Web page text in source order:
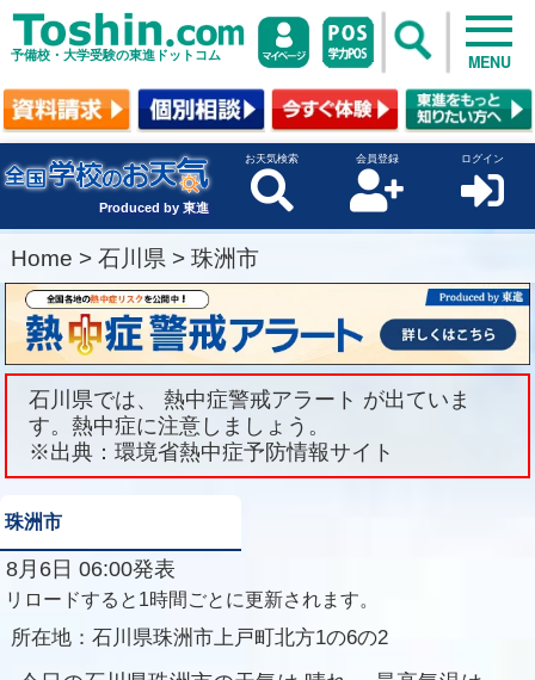
予備校・大学受験の東進ドットコム MENU
Produced by 東進
お天気検索 会員登録 ログイン
Home > 石川県 > 珠洲市
石川県では、 熱中症警戒アラート が出ていま
す。熱中症に注意しましょう。
※出典：環境省熱中症予防情報サイト
珠洲市
8月6日 06:00発表
リロードすると1時間ごとに更新されます。
所在地： 石川県珠洲市上戸町北方1の6の2